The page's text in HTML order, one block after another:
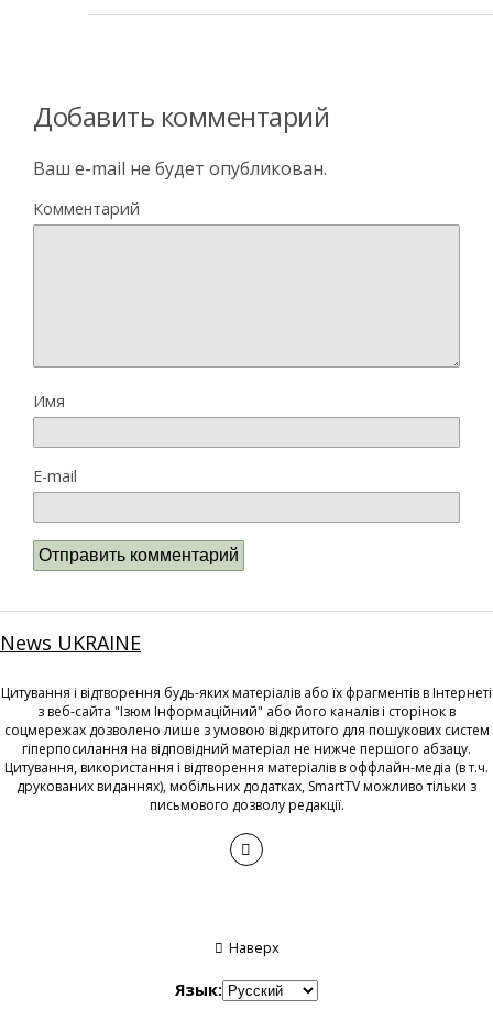
Добавить комментарий
Ваш e-mail не будет опубликован.
Комментарий
Имя
E-mail
News UKRAINE
Цитування і відтворення будь-яких матеріалів або їх фрагментів в Інтернеті
з веб-сайта "Ізюм Інформаційний" або його каналів і сторінок в
соцмережах дозволено лише з умовою відкритого для пошукових систем
гіперпосилання на відповідний матеріал не нижче першого абзацу.
Цитування, використання і відтворення матеріалів в оффлайн-медіа (в т.ч.
друкованих виданнях), мобільних додатках, SmartTV можливо тільки з
письмового дозволу редакції.
Наверх
Язык: